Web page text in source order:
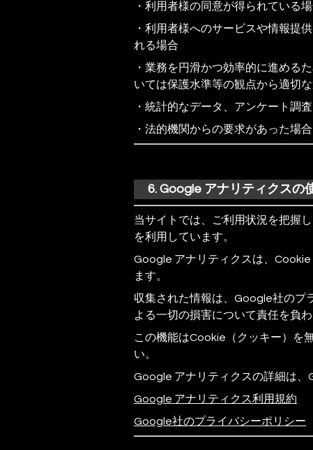
・利用者様の同意が得られている
・利用者様へのサービスや情報提
れる場合
・業務を円滑かつ効率的に進める
いては保護水準等の観点から適切な
・統計的なデータ、アンケート調
・法的機関からの要求があった場
6. Google アナリティクスの
当サイトでは、ご利用状況を把握
を利用しています。
Google アナリティクスは、
ます。
収集された情報は、Google社のプ
よる一切の損害について責任を負
この機能はCookie（クッキー）を
い。
Google アナリティクスの詳細は、
Google アナリティクス利用規約
Google社のプライバシーポリシー